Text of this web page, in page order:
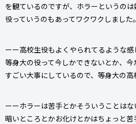
を観ているのですが、ホラーというの
役っていうのもあってワクワクしました。
ーー高校生役もよくやられてるような感
等身大の役って今しかできないとか、
すごい大事にしているので、等身大の高
ーーホラーは苦手とかそういうことはな
暗いところとかお化けとかはちょっと